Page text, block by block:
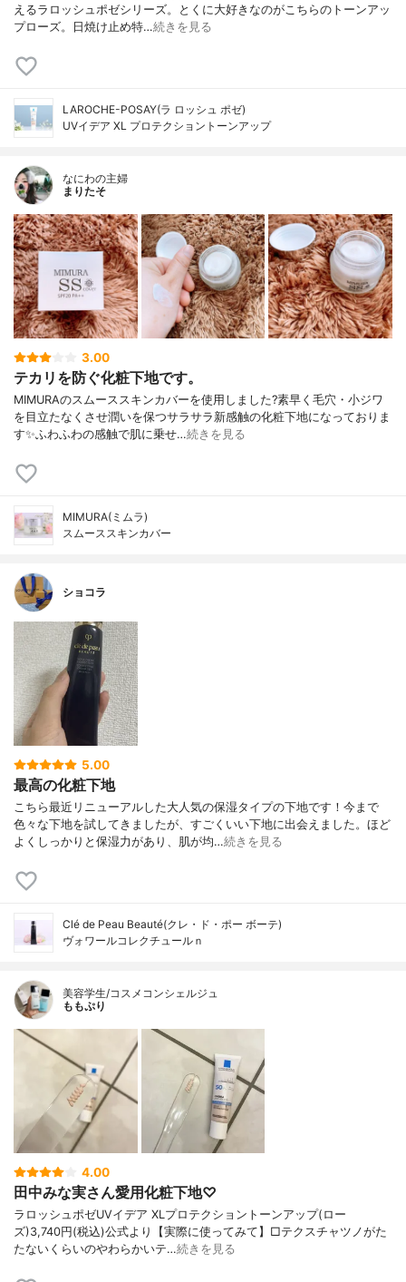
えるラロッシュポゼシリーズ。とくに大好きなのがこちらのトーンアッ
プローズ。日焼け止め特…続きを見る
LAROCHE-POSAY(ラ ロッシュ ポゼ)
UVイデア XL プロテクショントーンアップ
なにわの主婦
まりたそ
3.00
テカリを防ぐ化粧下地です。
MIMURAのスムーススキンカバーを使用しました?素早く毛穴・小ジワ
を目立たなくさせ潤いを保つサラサラ新感触の化粧下地になっておりま
す✨ふわふわの感触で肌に乗せ…続きを見る
MIMURA(ミムラ)
スムーススキンカバー
ショコラ
5.00
最高の化粧下地
こちら最近リニューアルした大人気の保湿タイプの下地です！今まで
色々な下地を試してきましたが、すごくいい下地に出会えました。ほど
よくしっかりと保湿力があり、肌が均…続きを見る
Clé de Peau Beauté(クレ・ド・ポー ボーテ)
ヴォワールコレクチュールｎ
美容学生/コスメコンシェルジュ
ももぷり
4.00
田中みな実さん愛用化粧下地♡
ラロッシュポゼUVイデア XLプロテクショントーンアップ(ロー
ズ)3,740円(税込)公式より【実際に使ってみて】□テクスチャツノがた
たないくらいのやわらかいテ…続きを見る